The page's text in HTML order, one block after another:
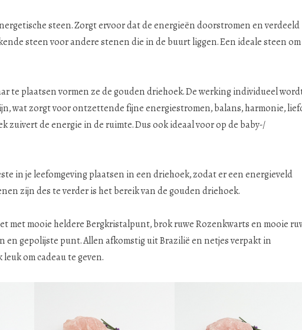
steen. Zorgt ervoor dat de energieën doorstromen en verdeeld
steen voor andere stenen die in de buurt liggen. Een ideale steen om
te plaatsen vormen ze de gouden driehoek. De werking individueel
wat zorgt voor ontzettende fijne energiestromen, balans, harmonie,
zuivert de energie in de ruimte. Dus ook ideaal voor op de baby-/
in je leefomgeving plaatsen in een driehoek, zodat er een energieveld
zijn des te verder is het bereik van de gouden driehoek.
met mooie heldere Bergkristalpunt, brok ruwe Rozenkwarts en mooie
en gepolijste punt. Allen afkomstig uit Brazilië en netjes verpakt in
om cadeau te geven.